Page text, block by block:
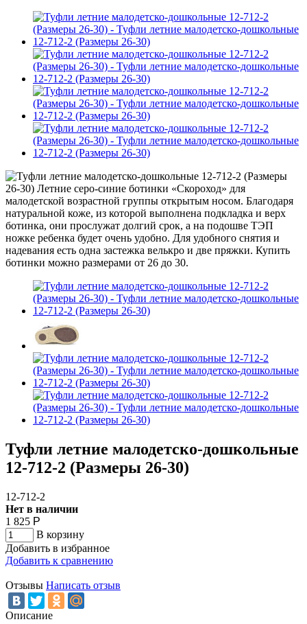
Туфли летние малодетско-дошкольные
12-712-2 (Размеры 26-30)
12-712-2
Нет в наличии
1 825 Р
В корзину
Добавить в избранное
Добавить к сравнению
Отзывы Написать отзыв
Описание